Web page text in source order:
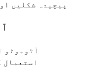
پیچیدہ شکلیں
آٹوموٹو
استعمال